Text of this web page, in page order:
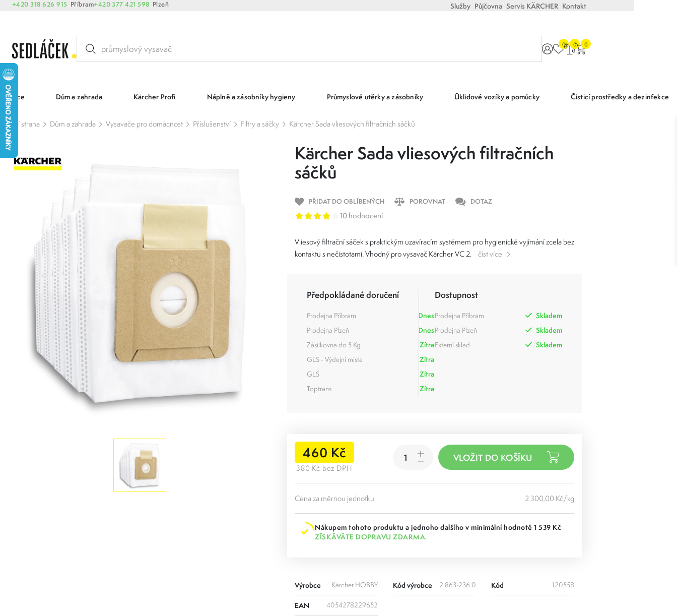
+420 318 626 915 Příbram+420 377 421 598 Plzeň Služby Půjčovna Servis KÄRCHER Kontakt
0 0 0
Akce Dům a zahrada Kärcher Profi Náplně a zásobníky hygieny Průmyslové utěrky a zásobníky Úklidové vozíky a pomůcky Čisticí prostředky a dezinfekce
Hlavní strana Dům a zahrada Vysavače pro domácnost Příslušenství Filtry a sáčky Kärcher Sada vliesových filtračních sáčků
Kärcher Sada vliesových filtračních
sáčků
PŘIDAT DO OBLÍBENÝCH POROVNAT DOTAZ
10 hodnocení
Vliesový filtrační sáček s praktickým uzavíracím systémem pro hygienické vyjímání zcela bez
kontaktu s nečistotami. Vhodný pro vysavač Kärcher VC 2.
číst více
Předpokládané doručení
Prodejna Příbram
Dnes
Prodejna Plzeň
Dnes
Zásilkovna do 5 Kg
Zítra
GLS - Výdejní místa
Zítra
GLS
Zítra
Toptrans
Zítra
Dostupnost
Prodejna Příbram
Skladem
Prodejna Plzeň
Skladem
Externí sklad
Skladem
460 Kč
380 Kč bez DPH
Cena za měrnou jednotku 2 300,00 Kč/kg
Nákupem tohoto produktu a jednoho dalšího v minimální hodnotě 1 539 Kč
ZÍSKÁVÁTE DOPRAVU ZDARMA.
Výrobce Kärcher HOBBY Kód výrobce 2.863-236.0 Kód 120558
EAN 4054278229652